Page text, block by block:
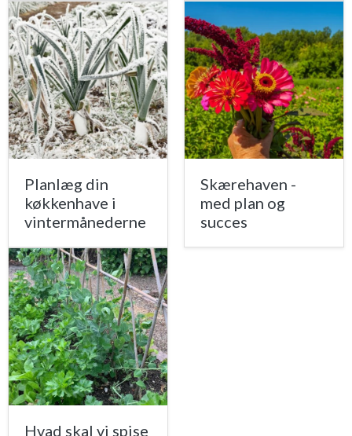
Planlæg din
køkkenhave i
vintermånederne
Skærehaven -
med plan og
succes
Hvad skal vi spise